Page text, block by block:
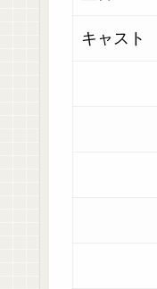
キャスト